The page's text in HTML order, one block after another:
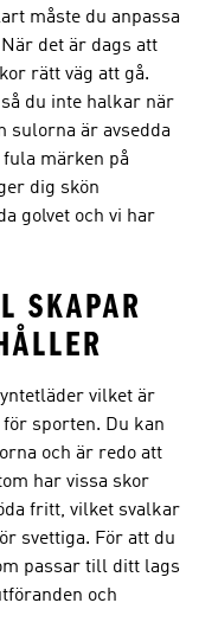
måste du anpassa
det är dags att
rätt väg att gå.
du inte halkar när
sulorna är avsedda
märken på
dig skön
golvet och vi har
SKAPAR
vilket är
sporten. Du kan
och är redo att
har vissa skor
fritt, vilket svalkar
svettiga. För att du
passar till ditt lags
och